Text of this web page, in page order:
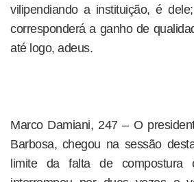
vilipendiando a instituição, é
corresponderá a ganho de
até logo, adeus.
Marco Damiani, 247 – O
Barbosa, chegou na sessão
limite da falta de